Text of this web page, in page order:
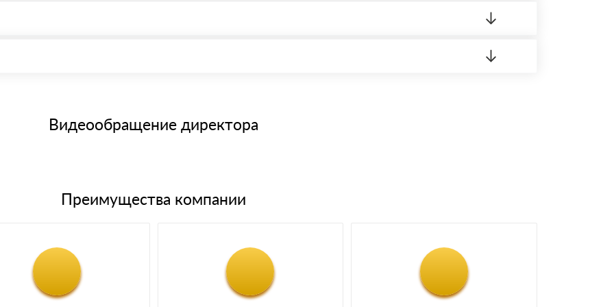
через системы электронных платежей.
банковским картам
материала после проверки качества и количества заказанного материала.
Видеообращение директора
Преимущества компании